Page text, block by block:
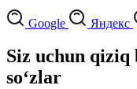
Google Яндекс
Siz uchun qiziq
so‘zlar